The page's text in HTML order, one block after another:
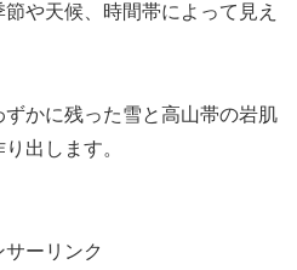
や天候、時間帯によって見え
かに残った雪と高山帯の岩肌
出します。
サーリンク